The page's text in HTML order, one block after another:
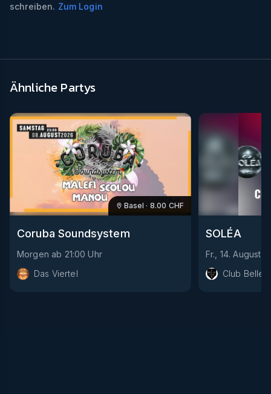
schreiben. Zum Login
Ähnliche Partys
Basel · 8.00 CHF
Coruba Soundsystem
Morgen ab 21:00 Uhr
Das Viertel
SOLÉA
Fr., 14. August
Club